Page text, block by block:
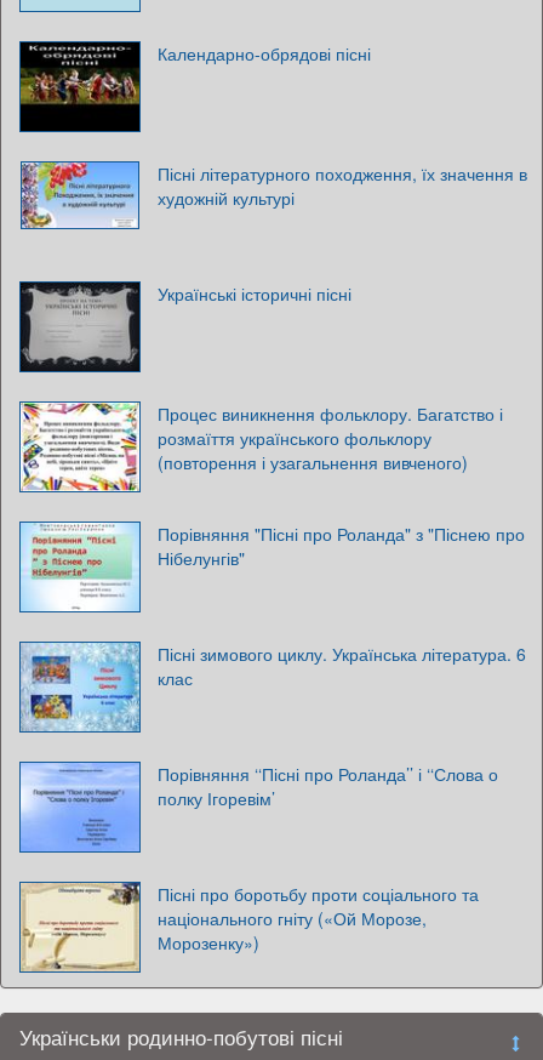
Календарно-обрядові пісні
Пісні літературного походження, їх значення в
художній культурі
Українські історичні пісні
Процес виникнення фольклору. Багатство і
розмаїття українського фольклору
(повторення і узагальнення вивченого)
Порівняння "Пісні про Роланда" з "Піснею про
Нібелунгів"
Пісні зимового циклу. Українська література. 6
клас
Порівняння ‘‘Пісні про Роланда’’ і ‘‘Слова о
полку Ігоревім’
Пісні про боротьбу проти соціального та
національного гніту («Ой Морозе,
Морозенку»)
Українськи родинно-побутові пісні